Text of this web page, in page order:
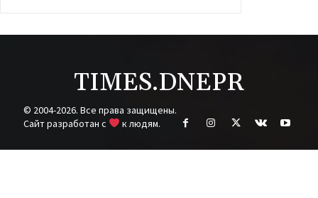
TIMES.DNEPR
© 2004-2026. Все права защищены.
Cайт разработан с
к людям.